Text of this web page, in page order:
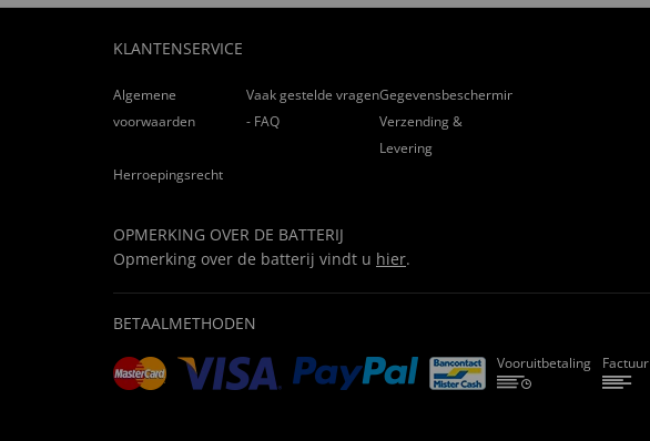
KLANTENSERVICE
Algemene
voorwaarden
Vaak gestelde vragen
- FAQ
Gegevensbescherming
Verzending &
Levering
Herroepingsrecht
OPMERKING OVER DE BATTERIJ
Opmerking over de batterij vindt u hier.
BETAALMETHODEN
Vooruitbetaling Factuur